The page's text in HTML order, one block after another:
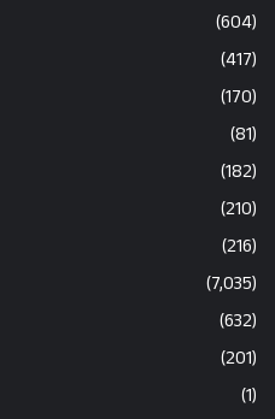
(604)
(417)
(170)
(81)
(182)
(210)
(216)
(7,035)
(632)
(201)
(1)